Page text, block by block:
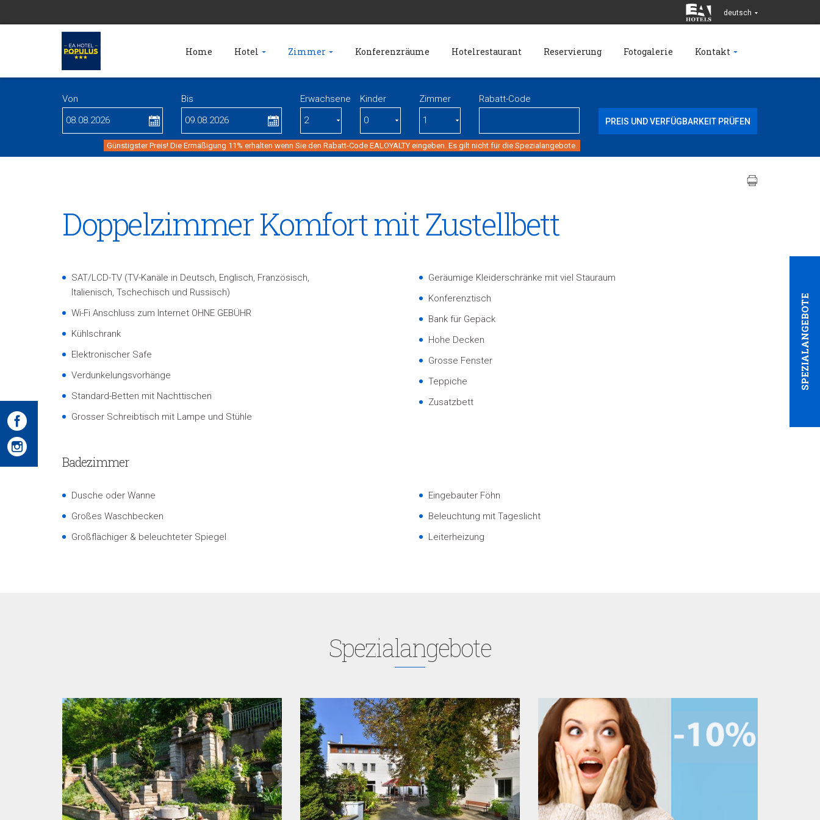
deutsch
Home Hotel Zimmer Konferenzräume Hotelrestaurant Reservierung Fotogalerie Kontakt
Von Bis Erwachsene Kinder Zimmer Rabatt-Code
Günstigster Preis! Die Ermäßigung 11% erhalten wenn Sie den Rabatt-Code EALOYALTY eingeben. Es gilt nicht für die Spezialangebote.
SPEZIALANGEBOTE
Doppelzimmer Komfort mit Zustellbett
SAT/LCD-TV (TV-Kanäle in Deutsch, Englisch, Französisch,
Italienisch, Tschechisch und Russisch)
Wi-Fi Anschluss zum Internet OHNE GEBÜHR
Kühlschrank
Elektronischer Safe
Verdunkelungsvorhänge
Standard-Betten mit Nachttischen
Grosser Schreibtisch mit Lampe und Stühle
Geräumige Kleiderschränke mit viel Stauraum
Konferenztisch
Bank für Gepäck
Hohe Decken
Grosse Fenster
Teppiche
Zusatzbett
Badezimmer
Dusche oder Wanne
Großes Waschbecken
Großflächiger & beleuchteter Spiegel
Eingebauter Föhn
Beleuchtung mit Tageslicht
Leiterheizung
Spezialangebote